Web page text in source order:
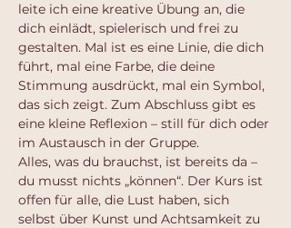
leite ich eine kreative Übung an, die
dich einlädt, spielerisch und frei zu
gestalten. Mal ist es eine Linie, die dich
führt, mal eine Farbe, die deine
Stimmung ausdrückt, mal ein Symbol,
das sich zeigt. Zum Abschluss gibt es
eine kleine Reflexion – still für dich oder
im Austausch in der Gruppe.
Alles, was du brauchst, ist bereits da –
du musst nichts „können“. Der Kurs ist
offen für alle, die Lust haben, sich
selbst über Kunst und Achtsamkeit zu